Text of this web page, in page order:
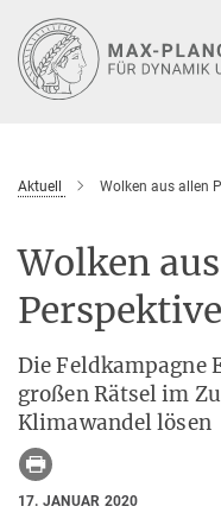
Hauptinhalt
Aktuell Wolken aus allen
Wolken
Die Feldkampagne
großen Rätsel im
Klimawandel lösen
17. JANUAR 2020